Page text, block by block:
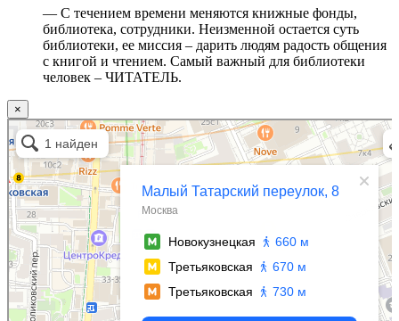
— С течением времени меняются книжные фонды,
библиотека, сотрудники. Неизменной остается суть
библиотеки, ее миссия – дарить людям радость общения
с книгой и чтением. Самый важный для библиотеки
человек – ЧИТАТЕЛЬ.
×
Москва
Малый Татарский переулок, 8 на карте Москвы, ближайшее метро Новокузнецкая —
Яндекс.Карты